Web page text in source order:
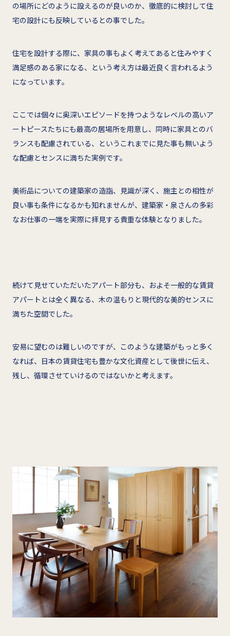
の場所にどのように設えるのが良いのか、徹底的に検討して住
宅の設計にも反映しているとの事でした。
住宅を設計する際に、家具の事もよく考えてあると住みやすく
満足感のある家になる、という考え方は最近良く言われるよう
になっています。
ここでは個々に奥深いエピソードを持つようなレベルの高いア
ートピースたちにも最高の居場所を用意し、同時に家具とのバ
ランスも配慮されている、というこれまでに見た事も無いよう
な配慮とセンスに満ちた実例です。
美術品についての建築家の造詣、見識が深く、施主との相性が
良い事も条件になるかも知れませんが、建築家・泉さんの多彩
なお仕事の一端を実際に拝見する貴重な体験となりました。
続けて見せていただいたアパート部分も、およそ一般的な賃貸
アパートとは全く異なる、木の温もりと現代的な美的センスに
満ちた空間でした。
安易に望むのは難しいのですが、このような建築がもっと多く
なれば、日本の賃貸住宅も豊かな文化資産として後世に伝え、
残し、循環させていけるのではないかと考えます。